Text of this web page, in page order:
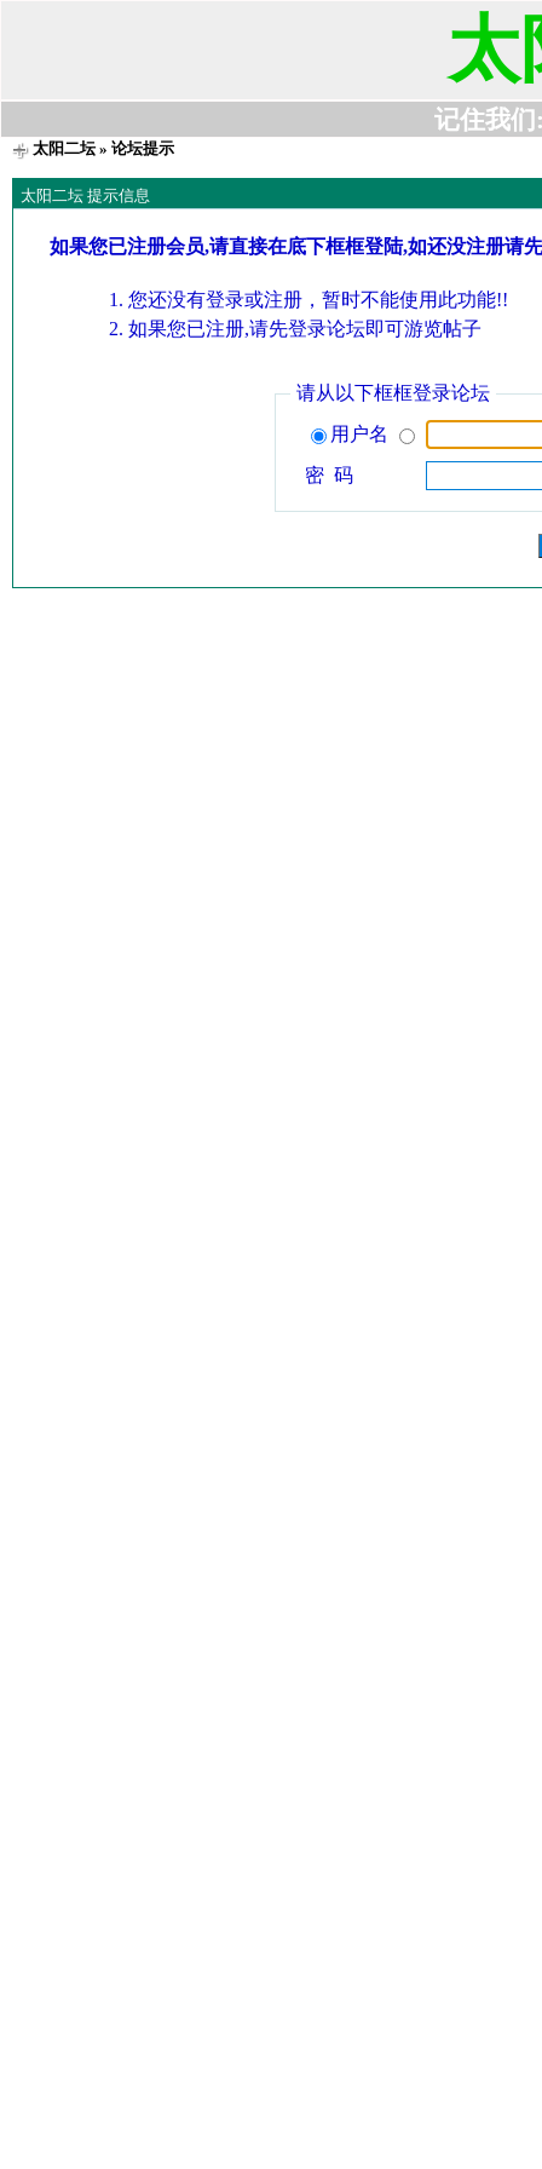
太
记住我们
太阳二坛» 论坛提示
太阳二坛 提示信息
如果您已注册会员,请直接在底下框框登陆,如还没注册请
您还没有登录或注册，暂时不能使用此功能!!
如果您已注册,请先登录论坛即可游览帖子
请从以下框框登录论坛
用户名
密 码